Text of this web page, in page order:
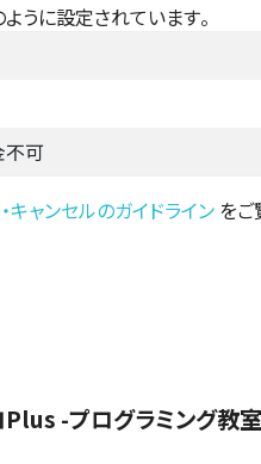
うに設定されています。
不可
キャンセルのガイドライン をご
Plus -プログラミング教